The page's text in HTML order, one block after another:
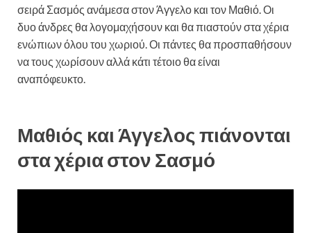
σειρά Σασμός ανάμεσα στον Άγγελο και τον Μαθιό. Οι
δυο άνδρες θα λογομαχήσουν και θα πιαστούν στα χέρια
ενώπιων όλου του χωριού. Οι πάντες θα προσπαθήσουν
να τους χωρίσουν αλλά κάτι τέτοιο θα είναι
αναπόφευκτο.
Μαθιός και Άγγελος πιάνονται
στα χέρια στον Σασμό